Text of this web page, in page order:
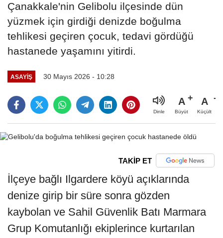
Çanakkale'nin Gelibolu ilçesinde dün
yüzmek için girdiği denizde boğulma
tehlikesi geçiren çocuk, tedavi gördüğü
hastanede yaşamını yitirdi.
ASAYIŞ 30 Mayıs 2026 - 10:28
Dinle
A
Büyüt
A
Küçült
TAKİP ET
İlçeye bağlı Ilgardere köyü açıklarında
denize girip bir süre sonra gözden
kaybolan ve Sahil Güvenlik Batı Marmara
Grup Komutanlığı ekiplerince kurtarılan